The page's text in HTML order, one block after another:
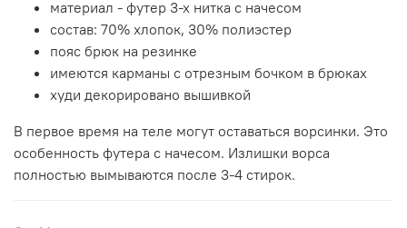
материал - футер 3-х нитка с начесом
состав: 70% хлопок, 30% полиэстер
пояс брюк на резинке
имеются карманы с отрезным бочком в брюках
худи декорировано вышивкой
В первое время на теле могут оставаться ворсинки. Это
особенность футера с начесом. Излишки ворса
полностью вымываются после 3-4 стирок.